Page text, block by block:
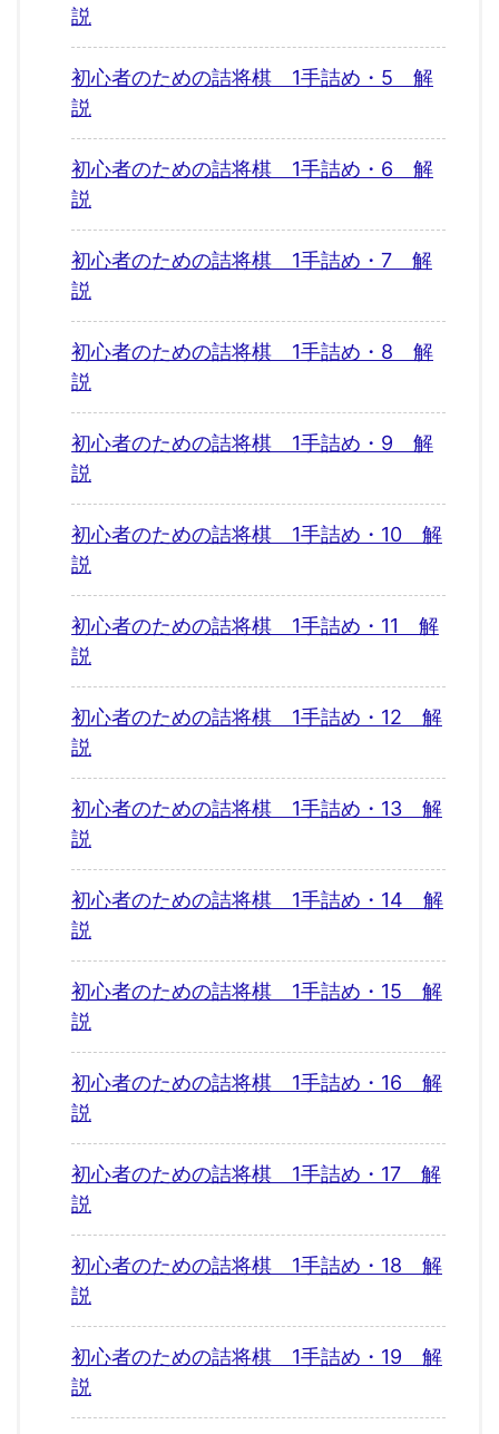
説
初心者のための詰将棋 1手詰め・5 解
説
初心者のための詰将棋 1手詰め・6 解
説
初心者のための詰将棋 1手詰め・7 解
説
初心者のための詰将棋 1手詰め・8 解
説
初心者のための詰将棋 1手詰め・9 解
説
初心者のための詰将棋 1手詰め・10 解
説
初心者のための詰将棋 1手詰め・11 解
説
初心者のための詰将棋 1手詰め・12 解
説
初心者のための詰将棋 1手詰め・13 解
説
初心者のための詰将棋 1手詰め・14 解
説
初心者のための詰将棋 1手詰め・15 解
説
初心者のための詰将棋 1手詰め・16 解
説
初心者のための詰将棋 1手詰め・17 解
説
初心者のための詰将棋 1手詰め・18 解
説
初心者のための詰将棋 1手詰め・19 解
説